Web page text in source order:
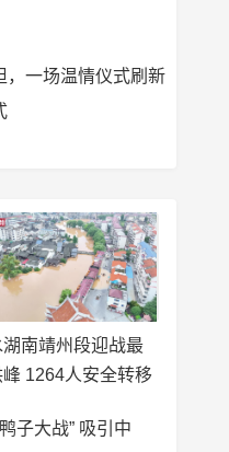
，一场温情仪式刷新
湖南靖州段迎战最
峰 1264人安全转移
子大战” 吸引中